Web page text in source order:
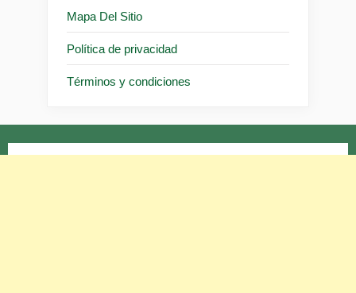
Mapa Del Sitio
Política de privacidad
Términos y condiciones